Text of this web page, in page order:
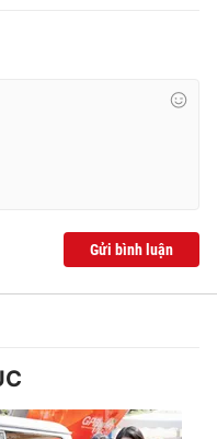
Gửi bình luận